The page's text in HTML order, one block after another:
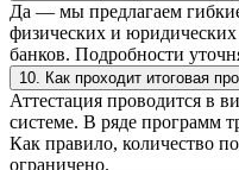
Да — мы предлагаем
физических и юридических
банков. Подробности
10. Как проходит итоговая
Аттестация проводится в
системе. В ряде программ
Как правило, количество
ограничено.